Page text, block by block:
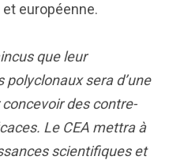
européenne.
que leur
polyclonaux sera d’une
des contre-
Le CEA mettra à
scientifiques et